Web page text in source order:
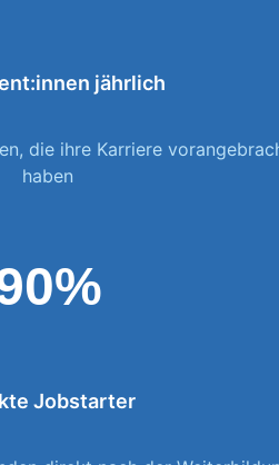
jährlich
die ihre Karriere
haben
Jobstarter